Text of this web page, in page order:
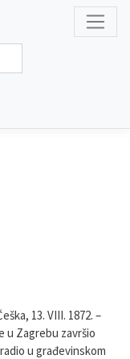
13. VIII. 1872. –
u Zagrebu završio
u građevinskom